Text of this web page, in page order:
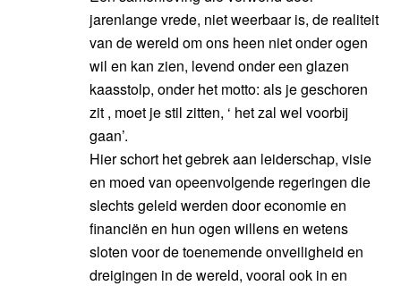
jarenlange vrede, niet weerbaar is, de realiteit
van de wereld om ons heen niet onder ogen
wil en kan zien, levend onder een glazen
kaasstolp, onder het motto: als je geschoren
zit , moet je stil zitten, ‘ het zal wel voorbij
gaan’.
Hier schort het gebrek aan leiderschap, visie
en moed van opeenvolgende regeringen die
slechts geleid werden door economie en
financiën en hun ogen willens en wetens
sloten voor de toenemende onveiligheid en
dreigingen in de wereld, vooral ook in en